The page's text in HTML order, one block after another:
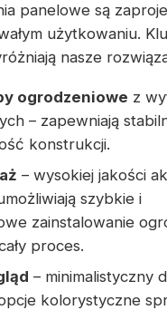
panelowe są
użytkowaniu.
nasze
ogrodzeniowe z
– zapewniają
konstrukcji.
– wysokiej jakości
szybkie i
zainstalowanie
proces.
– minimalistyczny
kolorystyczne